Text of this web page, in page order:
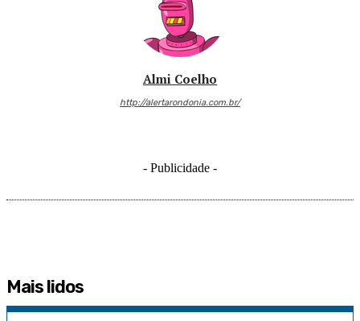
Almi Coelho
http://alertarondonia.com.br/
- Publicidade -
Mais lidos